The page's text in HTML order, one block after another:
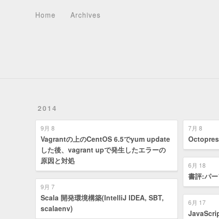
Home Archives
2014
9月 8
Vagrantの上のCentOS 6.5でyum update
した後、vagrant upで発生したエラーの
原因と対処
9月 7
Scala 開発環境構築(IntelliJ IDEA, SBT,
scalaenv)
7月 8
6月 18
書評:パ
6月 17